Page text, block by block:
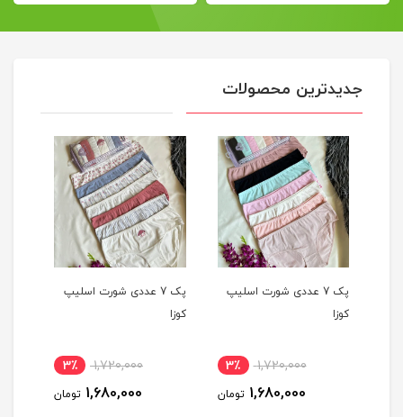
جدیدترین محصولات
پک 7 عددی شورت اسلیپ
کوزا
1,720,000 3٪
1,680,000 تومان
پک 3 عددی شورت اسلیپ
کبریتی کوزا
915,000 3٪
890,000 تومان